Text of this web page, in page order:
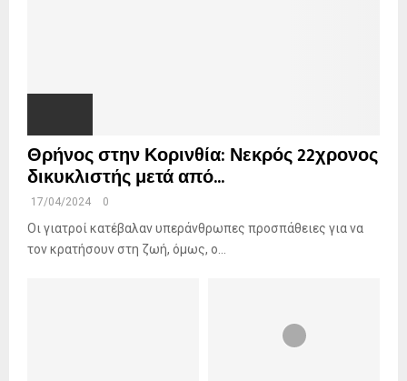
Θρήνος στην Κορινθία: Νεκρός 22χρονος
δικυκλιστής μετά από...
17/04/2024 0
Οι γιατροί κατέβαλαν υπεράνθρωπες προσπάθειες για να
τον κρατήσουν στη ζωή, όμως, ο...